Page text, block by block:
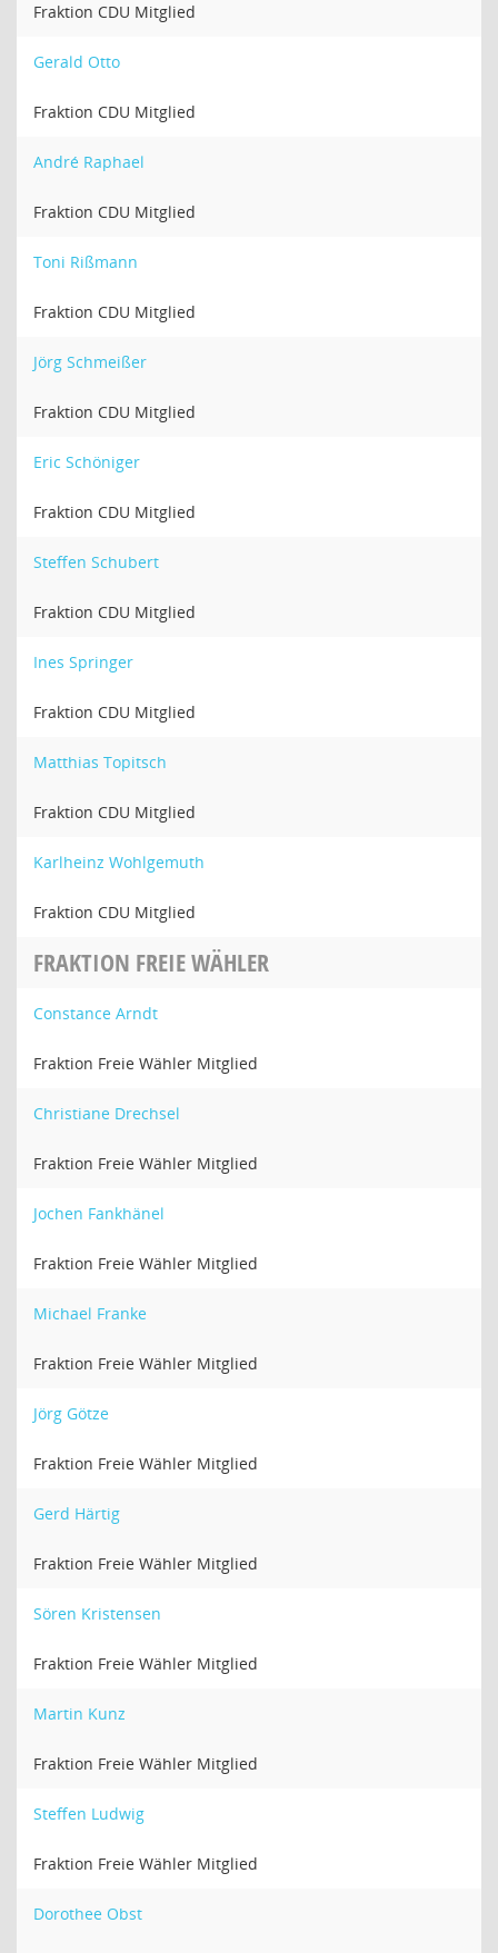
Fraktion CDU Mitglied
Gerald Otto
Fraktion CDU Mitglied
André Raphael
Fraktion CDU Mitglied
Toni Rißmann
Fraktion CDU Mitglied
Jörg Schmeißer
Fraktion CDU Mitglied
Eric Schöniger
Fraktion CDU Mitglied
Steffen Schubert
Fraktion CDU Mitglied
Ines Springer
Fraktion CDU Mitglied
Matthias Topitsch
Fraktion CDU Mitglied
Karlheinz Wohlgemuth
Fraktion CDU Mitglied
FRAKTION FREIE WÄHLER
Constance Arndt
Fraktion Freie Wähler Mitglied
Christiane Drechsel
Fraktion Freie Wähler Mitglied
Jochen Fankhänel
Fraktion Freie Wähler Mitglied
Michael Franke
Fraktion Freie Wähler Mitglied
Jörg Götze
Fraktion Freie Wähler Mitglied
Gerd Härtig
Fraktion Freie Wähler Mitglied
Sören Kristensen
Fraktion Freie Wähler Mitglied
Martin Kunz
Fraktion Freie Wähler Mitglied
Steffen Ludwig
Fraktion Freie Wähler Mitglied
Dorothee Obst